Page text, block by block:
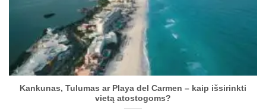
Kankunas, Tulumas ar Playa del Carmen – kaip išsirinkti
vietą atostogoms?